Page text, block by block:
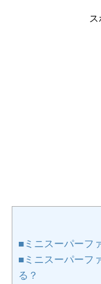
■ミニスーパーフ
■ミニスーパーフ
る？